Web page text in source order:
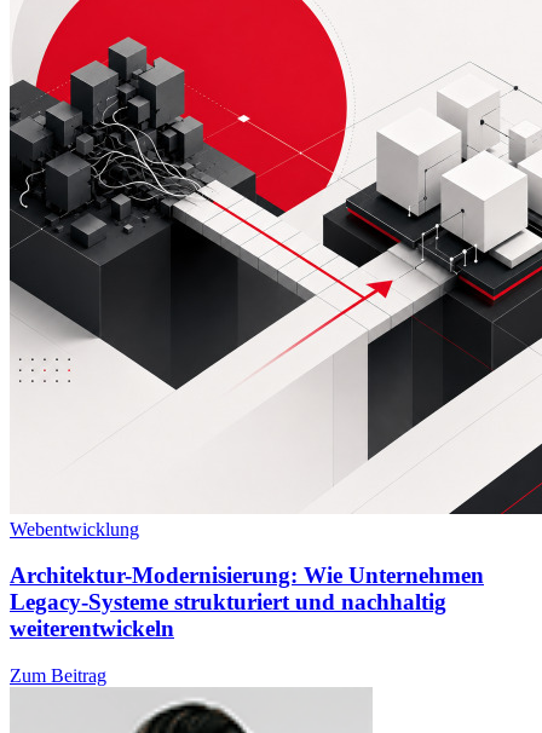
Webentwicklung
Architektur-Modernisierung: Wie Unternehmen
Legacy-Systeme strukturiert und nachhaltig
weiterentwickeln
Zum Beitrag